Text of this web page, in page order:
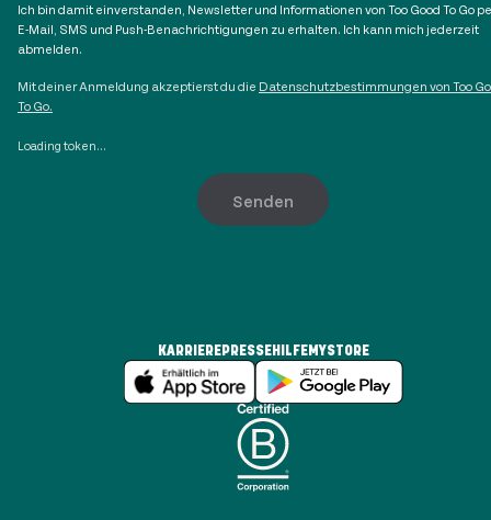
Ich bin damit einverstanden, Newsletter und Informationen von Too Good To Go
E-Mail, SMS und Push-Benachrichtigungen zu erhalten. Ich kann mich jederzeit
abmelden.
Mit deiner Anmeldung akzeptierst du die Datenschutzbestimmungen von Too
To Go.
Loading token...
Senden
KARRIEREPRESSEHILFEMYSTORE